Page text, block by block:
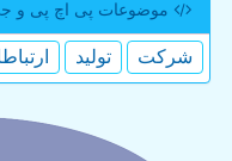
موضوعات پی اچ پی و
شركت تولید